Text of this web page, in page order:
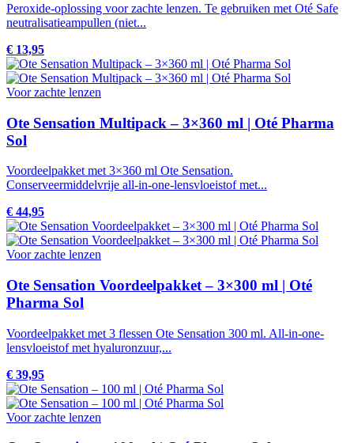
Peroxide-oplossing voor zachte lenzen. Te gebruiken met Oté Safe
neutralisatieampullen (niet...
€ 13,95
Voor zachte lenzen
Ote Sensation Multipack – 3×360 ml | Oté Pharma
Sol
Voordeelpakket met 3×360 ml Ote Sensation.
Conserveermiddelvrije all-in-one-lensvloeistof met...
€ 44,95
Voor zachte lenzen
Ote Sensation Voordeelpakket – 3×300 ml | Oté
Pharma Sol
Voordeelpakket met 3 flessen Ote Sensation 300 ml. All-in-one-
lensvloeistof met hyaluronzuur,...
€ 39,95
Voor zachte lenzen